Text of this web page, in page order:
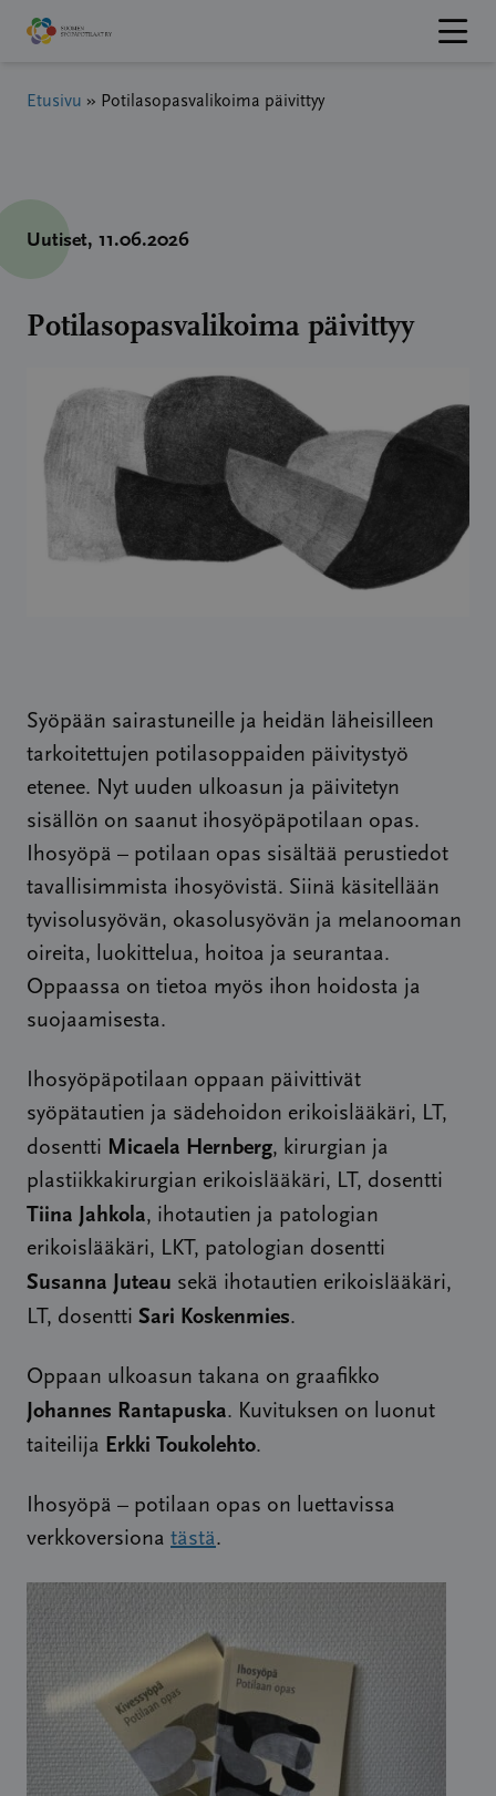
Hyppää
sisältöön
Etusivu » Potilasopasvalikoima päivittyy
Uutiset, 11.06.2026
Potilasopasvalikoima päivittyy
Syöpään sairastuneille ja heidän läheisilleen
tarkoitettujen potilasoppaiden päivitystyö
etenee. Nyt uuden ulkoasun ja päivitetyn
sisällön on saanut ihosyöpäpotilaan opas.
Ihosyöpä – potilaan opas sisältää perustiedot
tavallisimmista ihosyövistä. Siinä käsitellään
tyvisolusyövän, okasolusyövän ja melanooman
oireita, luokittelua, hoitoa ja seurantaa.
Oppaassa on tietoa myös ihon hoidosta ja
suojaamisesta.
Ihosyöpäpotilaan oppaan päivittivät
syöpätautien ja sädehoidon erikoislääkäri, LT,
dosentti Micaela Hernberg, kirurgian ja
plastiikkakirurgian erikoislääkäri, LT, dosentti
Tiina Jahkola, ihotautien ja patologian
erikoislääkäri, LKT, patologian dosentti
Susanna Juteau sekä ihotautien erikoislääkäri,
LT, dosentti Sari Koskenmies.
Oppaan ulkoasun takana on graafikko
Johannes Rantapuska. Kuvituksen on luonut
taiteilija Erkki Toukolehto.
Ihosyöpä – potilaan opas on luettavissa
verkkoversiona tästä.